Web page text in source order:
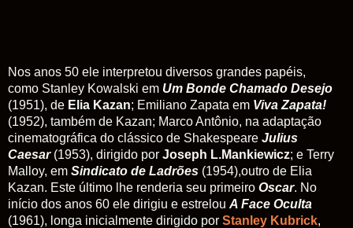
Nos anos 50 ele interpretou diversos grandes papéis,
como Stanley Kowalski em Um Bonde Chamado Desejo
(1951), de Elia Kazan; Emiliano Zapata em Viva Zapata!
(1952), também de Kazan; Marco Antônio, na adaptação
cinematográfica do clássico de Shakespeare Julius
Caesar(1953), dirigido por Joseph L.Mankiewicz; e Terry
Malloy, em Sindicato de Ladrões (1954),outro de Elia
Kazan. Este último lhe renderia seu primeiro Oscar. No
início dos anos 60 ele dirigiu e estrelou A Face Oculta
(1961), longa inicialmente dirigido por Stanley Kubrick,